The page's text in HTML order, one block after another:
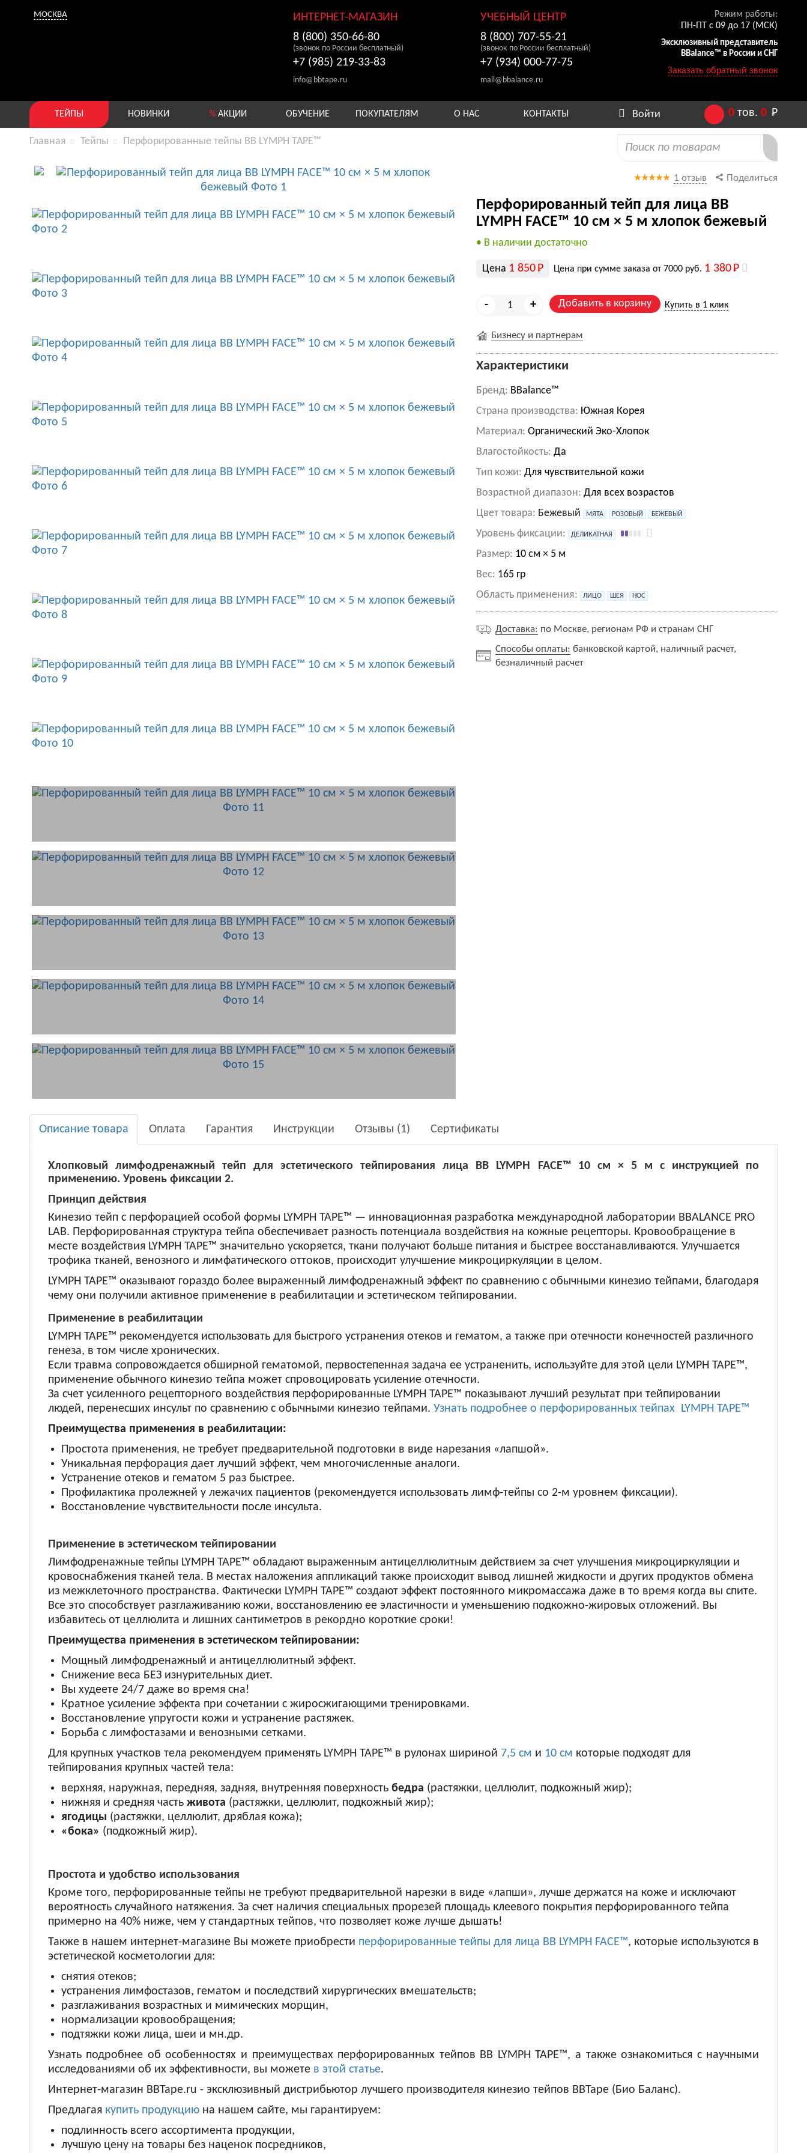
МОСКВА
ИНТЕРНЕТ-МАГАЗИН
8 (800) 350-66-80
(звонок по России бесплатный)
+7 (985) 219-33-83
info@bbtape.ru
УЧЕБНЫЙ ЦЕНТР
8 (800) 707-55-21
(звонок по России бесплатный)
+7 (934) 000-77-75
mail@bbalance.ru
Режим работы:
ПН-ПТ с 09 до 17 (МСК)
Эксклюзивный представитель
BBalance™ в России и СНГ
Заказать обратный звонок
ТЕЙПЫ НОВИНКИ % АКЦИИ ОБУЧЕНИЕ ПОКУПАТЕЛЯМ О НАС КОНТАКТЫ Войти 0 тов.0 Р
Главная Тейпы Перфорированные тейпы BB LYMPH TAPE™
1 отзыв Поделиться
Перфорированный тейп для лица BB
LYMPH FACE™ 10 см × 5 м хлопок бежевый
• В наличии достаточно
Цена 1 850Р Цена при сумме заказа от 7000 руб. 1 380Р
- + Добавить в корзину Купить в 1 клик
Бизнесу и партнерам
Характеристики
Бренд: BBalance™
Cтрана производства: Южная Корея
Материал: Органический Эко-Хлопок
Влагостойкость: Да
Тип кожи: Для чувствительной кожи
Возрастной диапазон: Для всех возрастов
Цвет товара: Бежевый МЯТА РОЗОВЫЙ БЕЖЕВЫЙ
Уровень фиксации: ДЕЛИКАТНАЯ
Размер: 10 см × 5 м
Вес: 165 гр
Область применения:
ЛИЦО ШЕЯ НОС
Доставка: по Москве, регионам РФ и странам СНГ
Способы оплаты: банковской картой, наличный расчет,
безналичный расчет
Описание товара Оплата Гарантия Инструкции Отзывы (1) Сертификаты
Хлопковый лимфодренажный тейп для эстетического тейпирования лица BB LYMPH FACE™ 10 см × 5 м с инструкцией по
применению. Уровень фиксации 2.
Принцип действия
Кинезио тейп с перфорацией особой формы LYMPH TAPE™ — инновационная разработка международной лаборатории BBALANCE PRO
LAB. Перфорированная структура тейпа обеспечивает разность потенциала воздействия на кожные рецепторы. Кровообращение в
месте воздействия LYMPH TAPE™ значительно ускоряется, ткани получают больше питания и быстрее восстанавливаются. Улучшается
трофика тканей, венозного и лимфатического оттоков, происходит улучшение микроциркуляции в целом.
LYMPH TAPE™ оказывают гораздо более выраженный лимфодренажный эффект по сравнению с обычными кинезио тейпами, благодаря
чему они получили активное применение в реабилитации и эстетическом тейпировании.
Применение в реабилитации
LYMPH TAPE™ рекомендуется использовать для быстрого устранения отеков и гематом, а также при отечности конечностей различного
генеза, в том числе хронических.
Если травма сопровождается обширной гематомой, первостепенная задача ее устраненить, используйте для этой цели LYMPH TAPE™,
применение обычного кинезио тейпа может спровоцировать усиление отечности.
За счет усиленного рецепторного воздействия перфорированные LYMPH TAPE™ показывают лучший результат при тейпировании
людей, перенесших инсульт по сравнению с обычными кинезио тейпами. Узнать подробнее о перфорированных тейпах LYMPH TAPE™
Преимущества применения в реабилитации:
Простота применения, не требует предварительной подготовки в виде нарезания «лапшой».
Уникальная перфорация дает лучший эффект, чем многочисленные аналоги.
Устранение отеков и гематом 5 раз быстрее.
Профилактика пролежней у лежачих пациентов (рекомендуется использовать лимф-тейпы со 2-м уровнем фиксации).
Восстановление чувствительности после инсульта.
Применение в эстетическом тейпировании
Лимфодренажные тейпы LYMPH TAPE™ обладают выраженным антицеллюлитным действием за счет улучшения микроциркуляции и
кровоснабжения тканей тела. В местах наложения аппликаций также происходит вывод лишней жидкости и других продуктов обмена
из межклеточного пространства. Фактически LYMPH TAPE™ создают эффект постоянного микромассажа даже в то время когда вы спите.
Все это способствует разглаживанию кожи, восстановлению ее эластичности и уменьшению подкожно-жировых отложений. Вы
избавитесь от целлюлита и лишних сантиметров в рекордно короткие сроки!
Преимущества применения в эстетическом тейпировании:
Мощный лимфодренажный и антицеллюлитный эффект.
Снижение веса БЕЗ изнурительных диет.
Вы худеете 24/7 даже во время сна!
Кратное усиление эффекта при сочетании с жиросжигающими тренировками.
Восстановление упругости кожи и устранение растяжек.
Борьба с лимфостазами и венозными сетками.
Для крупных участков тела рекомендуем применять LYMPH TAPE™ в рулонах шириной 7,5 см и 10 см которые подходят для
тейпирования крупных частей тела:
верхняя, наружная, передняя, задняя, внутренняя поверхность бедра (растяжки, целлюлит, подкожный жир);
нижняя и средняя часть живота (растяжки, целлюлит, подкожный жир);
ягодицы (растяжки, целлюлит, дряблая кожа);
«бока» (подкожный жир).
Простота и удобство использования
Кроме того, перфорированные тейпы не требуют предварительной нарезки в виде «лапши», лучше держатся на коже и исключают
вероятность случайного натяжения. За счет наличия специальных прорезей площадь клеевого покрытия перфорированного тейпа
примерно на 40% ниже, чем у стандартных тейпов, что позволяет коже лучше дышать!
Также в нашем интернет-магазине Вы можете приобрести перфорированные тейпы для лица BB LYMPH FACE™, которые используются в
эстетической косметологии для:
снятия отеков;
устранения лимфостазов, гематом и последствий хирургических вмешательств;
разглаживания возрастных и мимических морщин,
нормализации кровообращения;
подтяжки кожи лица, шеи и мн.др.
Узнать подробнее об особенностях и преимуществах перфорированных тейпов BB LYMPH TAPE™, а также ознакомиться с научными
исследованиями об их эффективности, вы можете в этой статье.
Интернет-магазин BBTape.ru - эксклюзивный дистрибьютор лучшего производителя кинезио тейпов BBTape (Био Баланс).
Предлагая купить продукциюна нашем сайте, мы гарантируем:
подлинность всего ассортимента продукции,
лучшую цену на товары без наценок посредников,